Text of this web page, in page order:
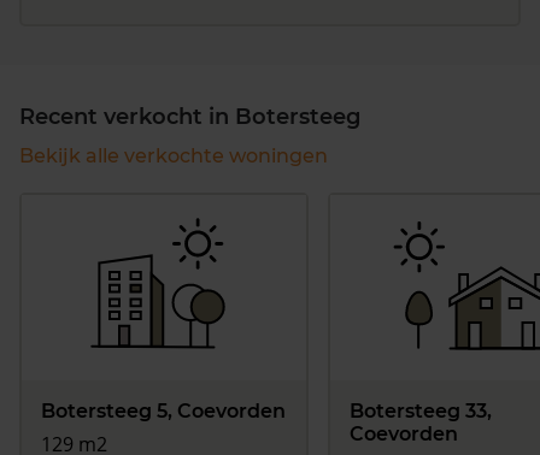
Recent verkocht in Botersteeg
Bekijk alle verkochte woningen
Botersteeg 5, Coevorden
129 m2
Botersteeg 33,
Coevorden